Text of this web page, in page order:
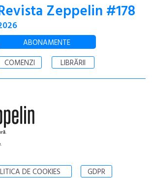
Zeppelin #178
ABONAMENTE
COMENZI
LIBRĂRII
DE COOKIES GDPR